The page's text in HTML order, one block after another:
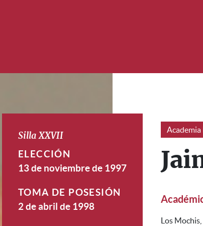
Silla XXVII
ELECCIÓN
13 de noviembre de 1997
TOMA DE POSESIÓN
2 de abril de 1998
Academia
Los